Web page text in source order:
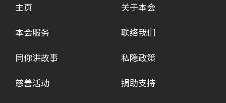
主页
本会服务
同你讲故事
慈善活动
关于本会
联络我们
私隐政策
捐助支持